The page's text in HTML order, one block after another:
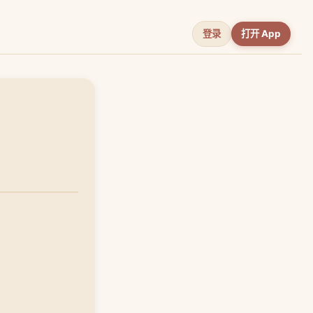
登录 打开 App